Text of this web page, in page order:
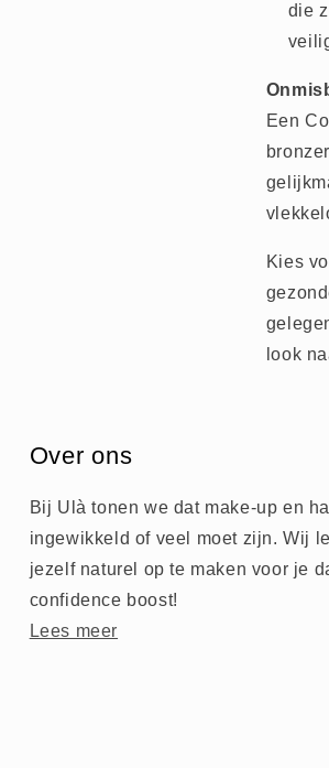
die
Een
Kies
look
Over ons
Bij Ulà tonen we dat make-up en
ingewikkeld of veel moet zijn. Wij
jezelf naturel op te maken voor je
confidence boost!
Lees meer